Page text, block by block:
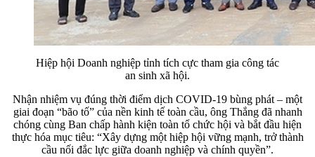
Hiệp hội Doanh nghiệp tỉnh tích cực tham gia công tác
an sinh xã hội.
Nhận nhiệm vụ đúng thời điểm dịch COVID-19 bùng phát – một
giai đoạn “bão tố” của nền kinh tế toàn cầu, ông Thắng đã nhanh
chóng cùng Ban chấp hành kiện toàn tổ chức hội và bắt đầu hiện
thực hóa mục tiêu: “Xây dựng một hiệp hội vững mạnh, trở thành
cầu nối đắc lực giữa doanh nghiệp và chính quyền”.